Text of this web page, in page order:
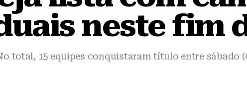
neste fim
total, 15 equipes conquistaram título entre sábado